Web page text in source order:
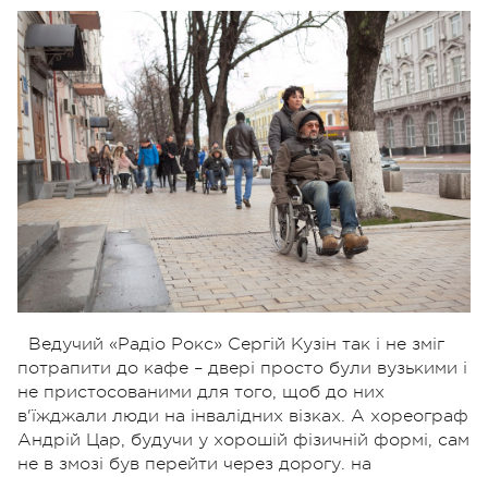
Ведучий «Радіо Рокс» Сергій Кузін так і не зміг
потрапити до кафе – двері просто були вузькими і
не пристосованими для того, щоб до них
в'їжджали люди на інвалідних візках. А хореограф
Андрій Цар, будучи у хорошій фізичній формі, сам
не в змозі був перейти через дорогу. на